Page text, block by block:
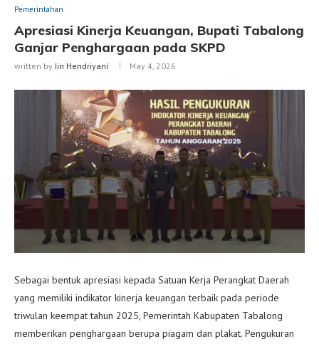
Pemerintahan
Apresiasi Kinerja Keuangan, Bupati Tabalong
Ganjar Penghargaan pada SKPD
written by Iin Hendriyani May 4, 2026
Sebagai bentuk apresiasi kepada Satuan Kerja Perangkat Daerah
yang memiliki indikator kinerja keuangan terbaik pada periode
triwulan keempat tahun 2025, Pemerintah Kabupaten Tabalong
memberikan penghargaan berupa piagam dan plakat. Pengukuran